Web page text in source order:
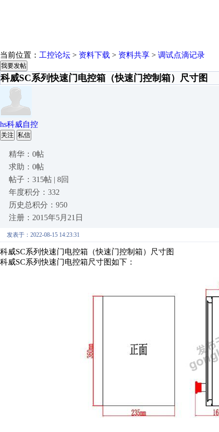
当前位置： 工控论坛 > 资料下载 > 资料共享 > 调试点滴记录
我要发帖
科威SC系列快速门电控箱（快速门控制箱）尺寸图
hs科威自控
关注 私信
精华：0帖
求助：0帖
帖子：315帖 | 8回
年度积分：332
历史总积分：950
注册：2015年5月21日
发表于：2022-08-15 14:23:31
科威SC系列快速门电控箱（快速门控制箱）尺寸图
科威SC系列快速门电控箱尺寸图如下：